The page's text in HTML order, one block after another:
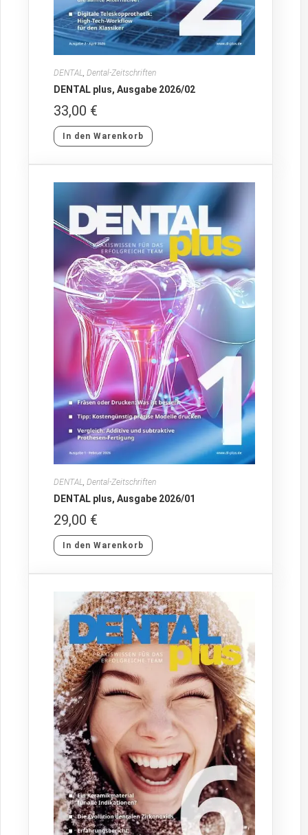
DENTAL,Dental-Zeitschriften
DENTAL plus, Ausgabe 2026/02
33,00 €
In den Warenkorb
DENTAL,Dental-Zeitschriften
DENTAL plus, Ausgabe 2026/01
29,00 €
In den Warenkorb